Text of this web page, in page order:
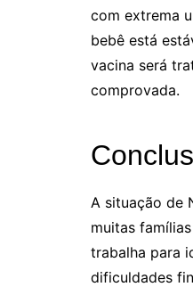
com extrema
bebê está
vacina será
comprovada.
A situação de
muitas
trabalha para
dificuldades